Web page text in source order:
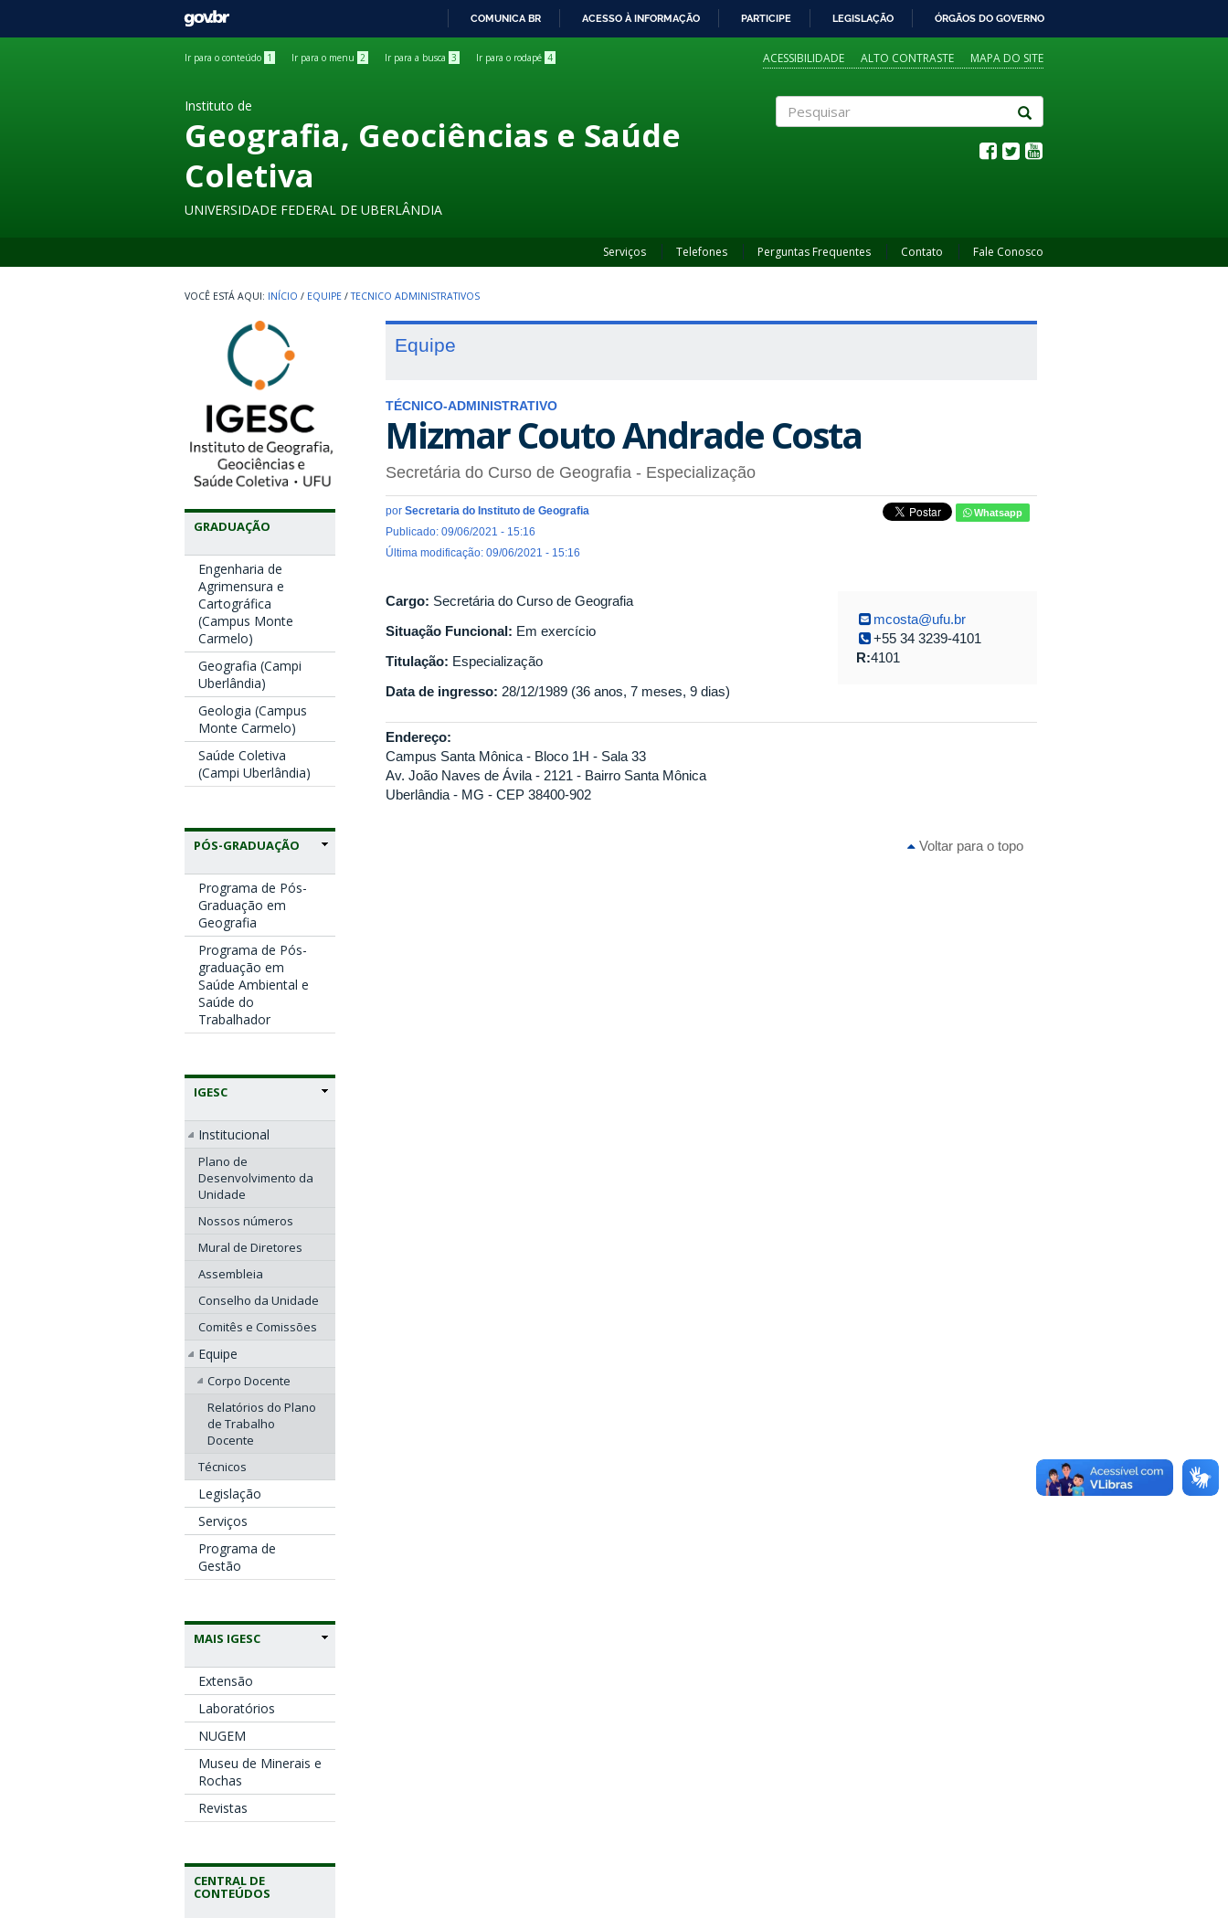
GOVBR
COMUNICA BR ACESSO À INFORMAÇÃO PARTICIPE LEGISLAÇÃO ÓRGÃOS DO GOVERNO
Ir para o conteúdo 1 Ir para o menu 2 Ir para a busca 3 Ir para o rodapé 4 ACESSIBILIDADE ALTO CONTRASTE MAPA DO SITE
Instituto de
Geografia, Geociências e Saúde
Coletiva
UNIVERSIDADE FEDERAL DE UBERLÂNDIA
Serviços Telefones Perguntas Frequentes Contato Fale Conosco
INÍCIO / EQUIPE / TECNICO ADMINISTRATIVOS
GRADUAÇÃO
Engenharia de
Agrimensura e
Cartográfica
(Campus Monte
Carmelo)
Geografia (Campi
Uberlândia)
Geologia (Campus
Monte Carmelo)
Saúde Coletiva
(Campi Uberlândia)
PÓS-GRADUAÇÃO
Programa de Pós-
Graduação em
Geografia
Programa de Pós-
graduação em
Saúde Ambiental e
Saúde do
Trabalhador
IGESC
Institucional
Plano de
Desenvolvimento da
Unidade
Nossos números
Mural de Diretores
Assembleia
Conselho da Unidade
Comitês e Comissões
Equipe
Corpo Docente
Relatórios do Plano
de Trabalho
Docente
Técnicos
Legislação
Serviços
Programa de
Gestão
MAIS IGESC
Extensão
Laboratórios
NUGEM
Museu de Minerais e
Rochas
Revistas
CENTRAL DE
CONTEÚDOS
Equipe
TÉCNICO-ADMINISTRATIVO
Mizmar Couto Andrade Costa
Secretária do Curso de Geografia - Especialização
por Secretaria do Instituto de Geografia
Publicado: 09/06/2021 - 15:16
Última modificação: 09/06/2021 - 15:16
Whatsapp
Cargo: Secretária do Curso de Geografia
Situação Funcional: Em exercício
Titulação: Especialização
Data de ingresso: 28/12/1989 (36 anos, 7 meses, 9 dias)
mcosta@ufu.br
+55 34 3239-4101
R:4101
Endereço:
Campus Santa Mônica - Bloco 1H - Sala 33
Av. João Naves de Ávila - 2121 - Bairro Santa Mônica
Uberlândia - MG - CEP 38400-902
Voltar para o topo